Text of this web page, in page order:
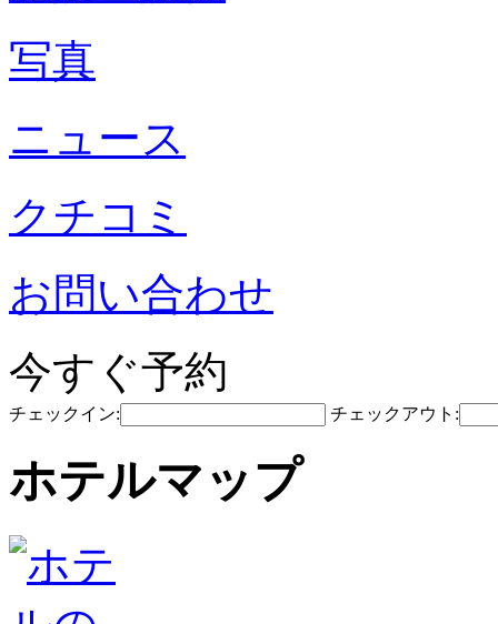
写真
ニュース
クチコミ
お問い合わせ
今すぐ予約
チェックイン: チェックアウト:
ホテルマップ